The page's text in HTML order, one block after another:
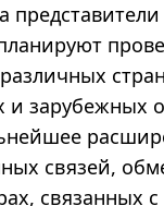
и зарубежных
связей,
связанных